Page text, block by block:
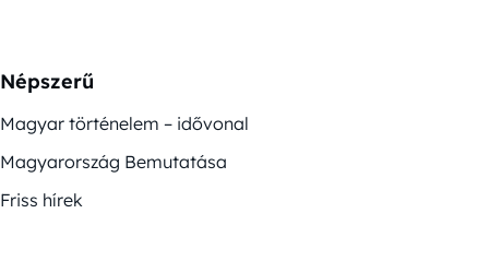
Népszerű
Magyar történelem – idővonal
Magyarország Bemutatása
Friss hírek